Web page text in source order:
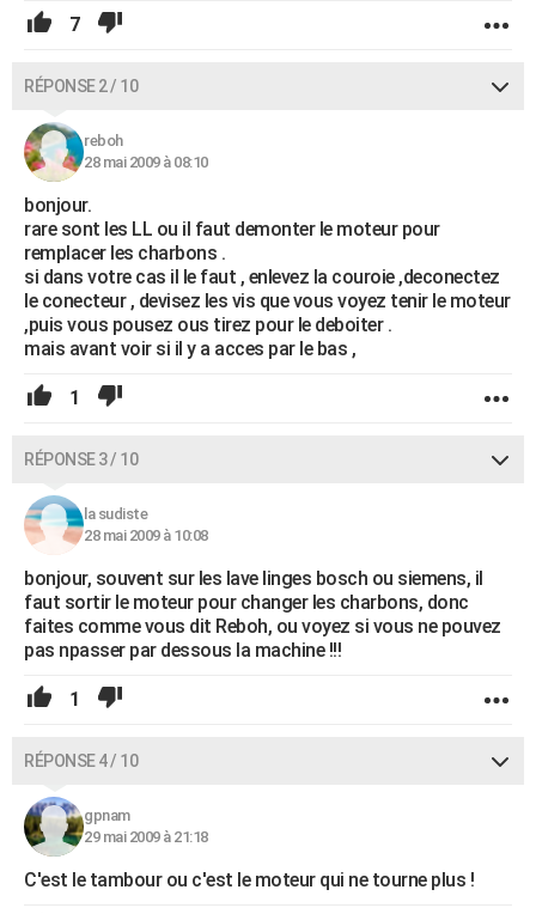
7
RÉPONSE 2 / 10
reboh
28 mai 2009 à 08:10
bonjour.
rare sont les LL ou il faut demonter le moteur pour
remplacer les charbons .
si dans votre cas il le faut , enlevez la couroie ,deconectez
le conecteur , devisez les vis que vous voyez tenir le moteur
,puis vous pousez ous tirez pour le deboiter .
mais avant voir si il y a acces par le bas ,
1
RÉPONSE 3 / 10
la sudiste
28 mai 2009 à 10:08
bonjour, souvent sur les lave linges bosch ou siemens, il
faut sortir le moteur pour changer les charbons, donc
faites comme vous dit Reboh, ou voyez si vous ne pouvez
pas npasser par dessous la machine !!!
1
RÉPONSE 4 / 10
gpnam
29 mai 2009 à 21:18
C'est le tambour ou c'est le moteur qui ne tourne plus !